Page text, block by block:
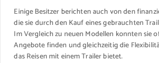
Einige Besitzer berichten auch von den
die sie durch den Kauf eines gebrauchten
Im Vergleich zu neuen Modellen konnten sie
Angebote finden und gleichzeitig die
das Reisen mit einem Trailer bietet.